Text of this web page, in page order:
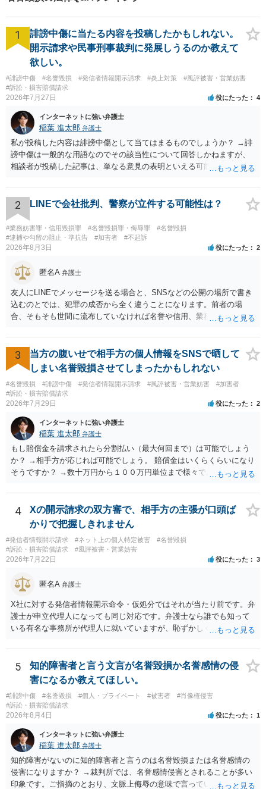
1
誹謗中傷に当たる内容を投稿したかもしれない。
開示請求や民事刑事裁判に発展しうるのか教えて
欲しい。
#誹謗中傷 #名誉毀損 #発信者情報開示請求 #炎上対策
#風評被害・営業妨害
#訴訟・損害賠償請求
2026年7月27日 役にたった 4
インターネットに強い弁護士
稲葉 進太郎 弁護士
私が投稿した内容は誹謗中傷として当てはまるものでしょうか？ →誹
謗中傷は一般的な用語なのでその該当性について回答しかねますが、
相談者が投稿した記事は、単なる意見の表明といえる可能性が高く、
て、開示請求が認められたり、民事裁判や刑事裁判に発展しうるもの
でしょうか？ →権利侵害や、名誉毀損・侮辱に該当する可能性が低い
ため、民事裁判や刑事裁判に発展することはあまり考えられないよう
に思われます。
2 LINEで会社批判、警察が立件する可能性は？
#業務妨害罪・信用毀損罪 #名誉毀損罪・侮辱罪
#名誉毀損
#逮捕や勾留の阻止・準抗告
#加害者 #不起訴
2026年8月3日 役にたった 2
匿名A 弁護士
友人にLINEでメッセージを送る場合と、SNSなどの公開の場所で書き
込むのとでは、犯罪の成否から全く違うことになります。前者の場
合、そもそも世間に流布していなければ名誉や信用、業務にかかる犯
3
当方の腹いせで相手方の個人情報をSNSで晒して
しまい名誉毀損させてしまったかもしれない
#名誉毀損 #誹謗中傷 #発信者情報開示請求 #風評被害・営業妨害
#加害者
#訴訟・損害賠償請求
2026年7月29日 役にたった 2
インターネットに強い弁護士
稲葉 進太郎 弁護士
もし賠償金を請求されたら分割払い（最大何回まで）は可能でしょう
か？ →相手方が応じれば可能でしょう。 賠償金はいくらくらいになり
そうですか？ →数十万円から１００万円単位まで様々であり、不明で
渉が行われ、双方合意に至れば支払が開始され、決裂して相手方が訴
訟提起を選択すれば訴訟の中で解決がなされる流れが通常です。
4
Xの開示請求の双方審で、相手方の主張が口頭ば
かりで把握しきれません
#発信者情報開示請求 #ネット上の個人特定被害
#名誉毀損
#訴訟・損害賠償請求
#風評被害・営業妨害
2026年7月22日 役にたった 3
匿名A 弁護士
X社に対する発信者情報開示命令・仮処分ではそれが当たり前です。弁
護士が申立代理人になっても同じ対応です。弁護士なら誰でも知って
いる有名な事務所が代理人に就いていますが、恥ずかしくないのだろ
5
知的障害者と言う文言が名誉毀損か名誉感情の侵
害になるか教えてほしい。
#誹謗中傷 #名誉毀損 #個人・プライベート #被害者
#肖像権侵害
#訴訟・損害賠償請求
2026年8月4日 役にたった 1
インターネットに強い弁護士
稲葉 進太郎 弁護士
知的障害がないのに知的障害者と言うのは名誉毀損または名誉感情の
侵害になりますか？ →裁判所では、名誉感情侵害とされることが多い
印象です。ご指摘のとおり、文脈上侮辱の意味で言っている点も加味